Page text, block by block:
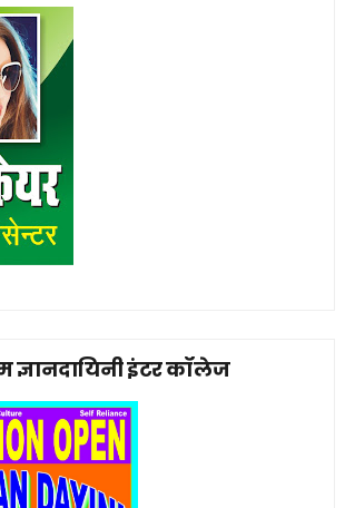
ज्ञानदायिनी इंटर कॉलेज